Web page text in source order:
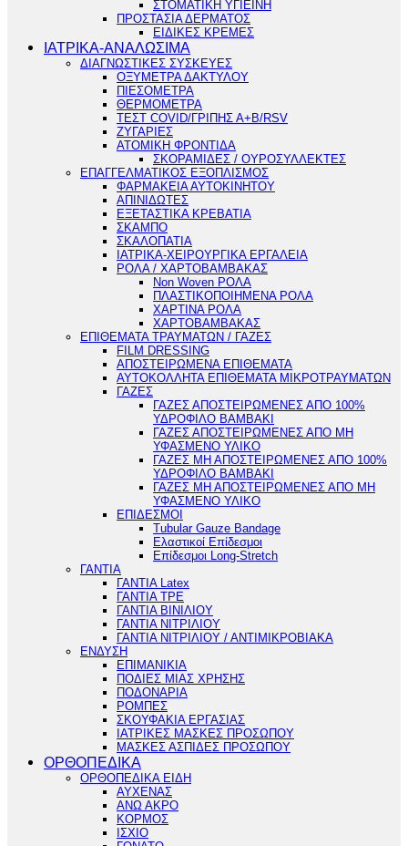
ΣΤΟΜΑΤΙΚΗ ΥΓΙΕΙΝΗ
ΠΡΟΣΤΑΣΙΑ ΔΕΡΜΑΤΟΣ
ΕΙΔΙΚΕΣ ΚΡΕΜΕΣ
ΙΑΤΡΙΚΑ-ΑΝΑΛΩΣΙΜΑ
ΔΙΑΓΝΩΣΤΙΚΕΣ ΣΥΣΚΕΥΕΣ
ΟΞΥΜΕΤΡΑ ΔΑΚΤΥΛΟΥ
ΠΙΕΣΟΜΕΤΡΑ
ΘΕΡΜΟΜΕΤΡΑ
ΤΕΣΤ COVID/ΓΡΙΠΗΣ Α+Β/RSV
ΖΥΓΑΡΙΕΣ
ΑΤΟΜΙΚΗ ΦΡΟΝΤΙΔΑ
ΣΚΟΡΑΜΙΔΕΣ / ΟΥΡΟΣΥΛΛΕΚΤΕΣ
ΕΠΑΓΓΕΛΜΑΤΙΚΟΣ ΕΞΟΠΛΙΣΜΟΣ
ΦΑΡΜΑΚΕΙΑ ΑΥΤΟΚΙΝΗΤΟΥ
ΑΠΙΝΙΔΩΤΕΣ
ΕΞΕΤΑΣΤΙΚΑ ΚΡΕΒΑΤΙΑ
ΣΚΑΜΠΟ
ΣΚΑΛΟΠΑΤΙΑ
ΙΑΤΡΙΚΑ-ΧΕΙΡΟΥΡΓΙΚΑ ΕΡΓΑΛΕΙΑ
ΡΟΛΑ / ΧΑΡΤΟΒΑΜΒΑΚΑΣ
Non Woven ΡΟΛΑ
ΠΛΑΣΤΙΚΟΠΟΙΗΜΕΝΑ ΡΟΛΑ
ΧΑΡΤΙΝΑ ΡΟΛΑ
ΧΑΡΤΟΒΑΜΒΑΚΑΣ
ΕΠΙΘΕΜΑΤΑ ΤΡΑΥΜΑΤΩΝ / ΓΑΖΕΣ
FILM DRESSING
ΑΠΟΣΤΕΙΡΩΜΕΝΑ ΕΠΙΘΕΜΑΤΑ
ΑΥΤΟΚΟΛΛΗΤΑ ΕΠΙΘΕΜΑΤΑ ΜΙΚΡΟΤΡΑΥΜΑΤΩΝ
ΓΑΖΕΣ
ΓΑΖΕΣ ΑΠΟΣΤΕΙΡΩΜΕΝΕΣ ΑΠΟ 100%
ΥΔΡΟΦΙΛΟ ΒΑΜΒΑΚΙ
ΓΑΖΕΣ ΑΠΟΣΤΕΙΡΩΜΕΝΕΣ ΑΠΟ ΜΗ
ΥΦΑΣΜΕΝΟ ΥΛΙΚΟ
ΓΑΖΕΣ ΜΗ ΑΠΟΣΤΕΙΡΩΜΕΝΕΣ ΑΠΟ 100%
ΥΔΡΟΦΙΛΟ ΒΑΜΒΑΚΙ
ΓΑΖΕΣ ΜΗ ΑΠΟΣΤΕΙΡΩΜΕΝΕΣ ΑΠΟ ΜΗ
ΥΦΑΣΜΕΝΟ ΥΛΙΚΟ
ΕΠΙΔΕΣΜΟΙ
Tubular Gauze Bandage
Ελαστικοί Επίδεσμοι
Επίδεσμοι Long-Stretch
ΓΑΝΤΙΑ
ΓΑΝΤΙΑ Latex
ΓΑΝΤΙΑ TPE
ΓΑΝΤΙΑ ΒΙΝΙΛΙΟΥ
ΓΑΝΤΙΑ ΝΙΤΡΙΛΙΟΥ
ΓΑΝΤΙΑ ΝΙΤΡΙΛΙΟΥ / ΑΝΤΙΜΙΚΡΟΒΙΑΚΑ
ΕΝΔΥΣΗ
ΕΠΙΜΑΝΙΚΙΑ
ΠΟΔΙΕΣ ΜΙΑΣ ΧΡΗΣΗΣ
ΠΟΔΟΝΑΡΙΑ
ΡΟΜΠΕΣ
ΣΚΟΥΦΑΚΙΑ ΕΡΓΑΣΙΑΣ
ΙΑΤΡΙΚΕΣ ΜΑΣΚΕΣ ΠΡΟΣΩΠΟΥ
ΜΑΣΚΕΣ ΑΣΠΙΔΕΣ ΠΡΟΣΩΠΟΥ
ΟΡΘΟΠΕΔΙΚΑ
ΟΡΘΟΠΕΔΙΚΑ ΕΙΔΗ
ΑΥΧΕΝΑΣ
ΑΝΩ ΑΚΡΟ
ΚΟΡΜΟΣ
ΙΣΧΙΟ